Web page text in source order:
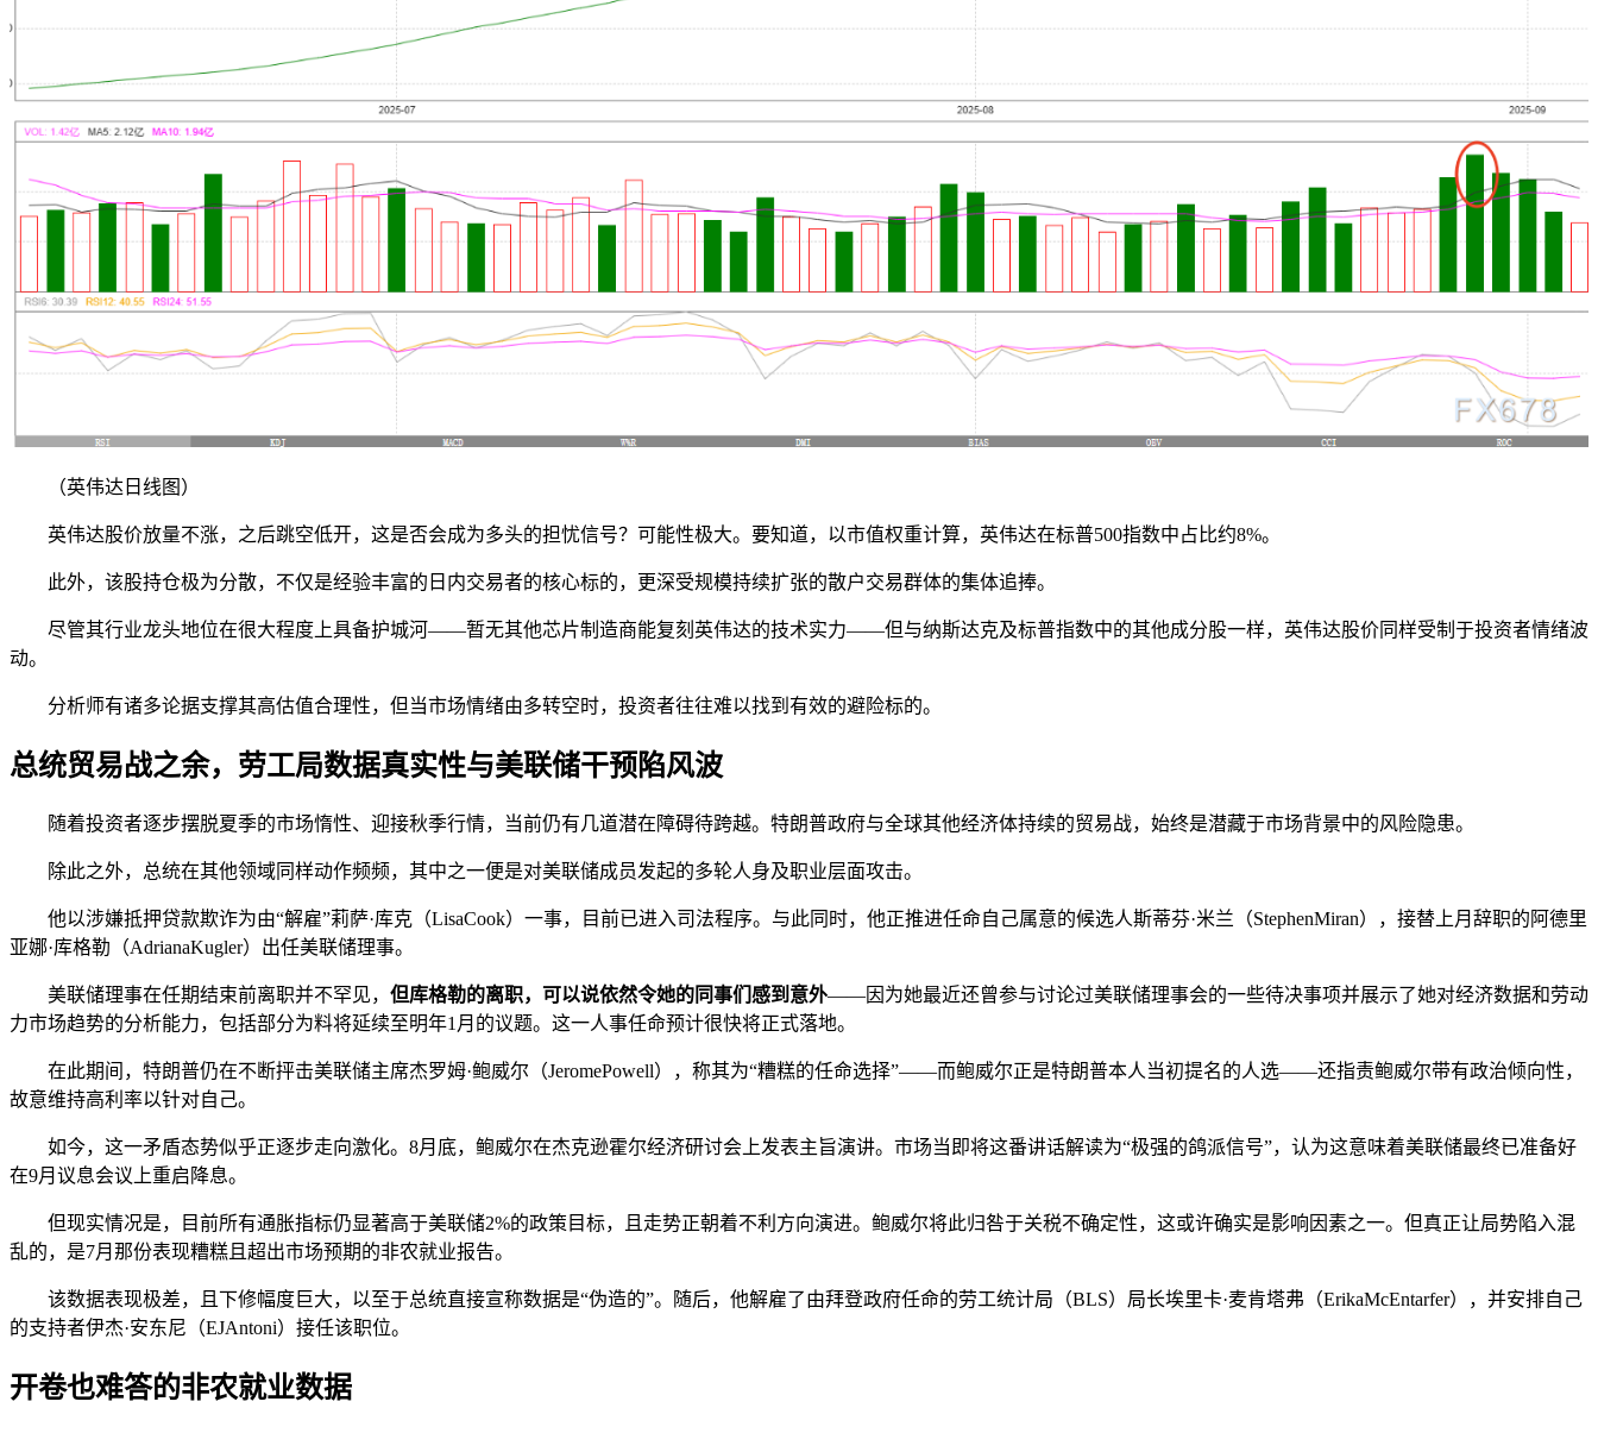
（英伟达日线图）
英伟达股价放量不涨，之后跳空低开，这是否会成为多头的担忧信号？可能性极大。要知道，以市值权重计算，英伟达在标普500指数中占比约8%。
此外，该股持仓极为分散，不仅是经验丰富的日内交易者的核心标的，更深受规模持续扩张的散户交易群体的集体追捧。
尽管其行业龙头地位在很大程度上具备护城河——暂无其他芯片制造商能复刻英伟达的技术实力——但与纳斯达克及标普指数中的其他成分股一样，英伟达股价同样受制于投资者情绪波
动。
分析师有诸多论据支撑其高估值合理性，但当市场情绪由多转空时，投资者往往难以找到有效的避险标的。
总统贸易战之余，劳工局数据真实性与美联储干预陷风波
随着投资者逐步摆脱夏季的市场惰性、迎接秋季行情，当前仍有几道潜在障碍待跨越。特朗普政府与全球其他经济体持续的贸易战，始终是潜藏于市场背景中的风险隐患。
除此之外，总统在其他领域同样动作频频，其中之一便是对美联储成员发起的多轮人身及职业层面攻击。
他以涉嫌抵押贷款欺诈为由“解雇”莉萨·库克（LisaCook）一事，目前已进入司法程序。与此同时，他正推进任命自己属意的候选人斯蒂芬·米兰（StephenMiran），接替上月辞职的阿德里
亚娜·库格勒（AdrianaKugler）出任美联储理事。
美联储理事在任期结束前离职并不罕见， 但库格勒的离职，可以说依然令她的同事们感到意外——因为她最近还曾参与讨论过美联储理事会的一些待决事项并展示了她对经济数据和劳动
力市场趋势的分析能力，包括部分为料将延续至明年1月的议题。这一人事任命预计很快将正式落地。
在此期间，特朗普仍在不断抨击美联储主席杰罗姆·鲍威尔（JeromePowell），称其为“糟糕的任命选择”——而鲍威尔正是特朗普本人当初提名的人选——还指责鲍威尔带有政治倾向性，
故意维持高利率以针对自己。
如今，这一矛盾态势似乎正逐步走向激化。8月底，鲍威尔在杰克逊霍尔经济研讨会上发表主旨演讲。市场当即将这番讲话解读为“极强的鸽派信号”，认为这意味着美联储最终已准备好
在9月议息会议上重启降息。
但现实情况是，目前所有通胀指标仍显著高于美联储2%的政策目标，且走势正朝着不利方向演进。鲍威尔将此归咎于关税不确定性，这或许确实是影响因素之一。但真正让局势陷入混
乱的，是7月那份表现糟糕且超出市场预期的非农就业报告。
该数据表现极差，且下修幅度巨大，以至于总统直接宣称数据是“伪造的”。随后，他解雇了由拜登政府任命的劳工统计局（BLS）局长埃里卡·麦肯塔弗（ErikaMcEntarfer），并安排自己
的支持者伊杰·安东尼（EJAntoni）接任该职位。
开卷也难答的非农就业数据